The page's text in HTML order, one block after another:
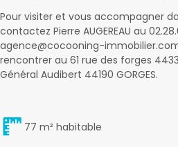
Pour visiter et vous accompagner
contactez Pierre AUGEREAU au
agence@cocooning-
rencontrer au 61 rue des forges
Général Audibert 44190 GORGES.
77 m² habitable